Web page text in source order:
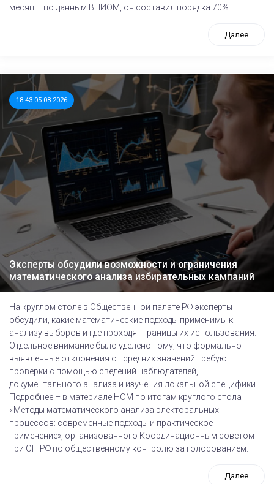
месяц – по данным ВЦИОМ, он составил порядка 70%
Далее
18:43 05.08.2026
Эксперты обсудили возможности и ограничения
математического анализа избирательных кампаний
На круглом столе в Общественной палате РФ эксперты
обсудили, какие математические подходы применимы к
анализу выборов и где проходят границы их использования.
Отдельное внимание было уделено тому, что формально
выявленные отклонения от средних значений требуют
проверки с помощью сведений наблюдателей,
документального анализа и изучения локальной специфики.
Подробнее – в материале НОМ по итогам круглого стола
«Методы математического анализа электоральных
процессов: современные подходы и практическое
применение», организованного Координационным советом
при ОП РФ по общественному контролю за голосованием.
Далее